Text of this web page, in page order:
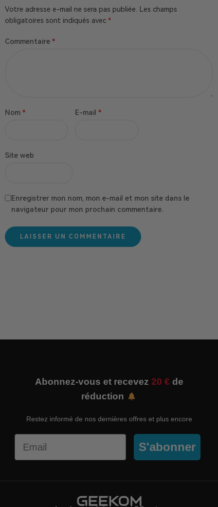
Votre adresse e-mail ne sera pas publiée. Les champs
obligatoires sont indiqués avec *
Commentaire *
Nom * E-mail *
Site web
Enregistrer mon nom, mon e-mail et mon site dans le
navigateur pour mon prochain commentaire.
Abonnez-vous et recevez 20 € de
réduction
Restez informé de nos dernières offres et plus encore
S'abonner